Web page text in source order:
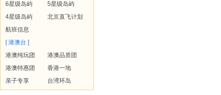
6星级岛屿
5星级岛屿
4星级岛屿
北京直飞计划
航班信息
[ 港澳台 ]
港澳纯玩团
港澳品质团
港澳特惠团
香港一地
亲子专享
台湾环岛